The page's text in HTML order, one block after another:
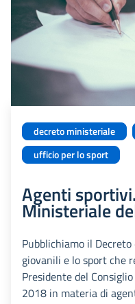
decreto ministeriale
ufficio per lo sport
Agenti
Ministeriale
Pubblichiamo il
giovanili e lo sport che
Presidente del
2018 in materia di